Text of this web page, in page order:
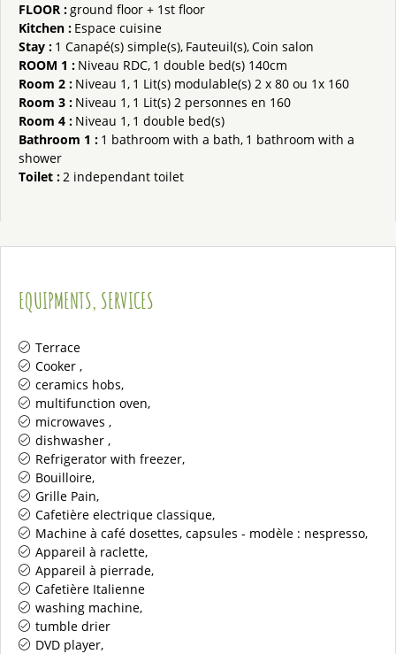
FLOOR :ground floor + 1st floor
Kitchen : Espace cuisine
Stay : 1 Canapé(s) simple(s) Fauteuil(s) Coin salon
ROOM 1 : Niveau RDC 1 double bed(s) 140cm
Room 2 : Niveau 1 1
Lit(s) modulable(s) 2 x 80 ou 1x 160
Room 3 : Niveau 1 1 Lit(s) 2 personnes en 160
Room 4 : Niveau 1 1 double bed(s)
Bathroom 1 : 1 bathroom with a bath 1 bathroom with a
shower
Toilet :2 independant toilet
EQUIPMENTS, SERVICES
Terrace
Cooker
ceramics hobs
multifunction oven
microwaves
dishwasher
Refrigerator with freezer
Bouilloire
Grille Pain
Cafetière electrique classique
Machine à café dosettes, capsules - modèle : nespresso
Appareil à raclette
Appareil à pierrade
Cafetière Italienne
washing machine
tumble drier
DVD player